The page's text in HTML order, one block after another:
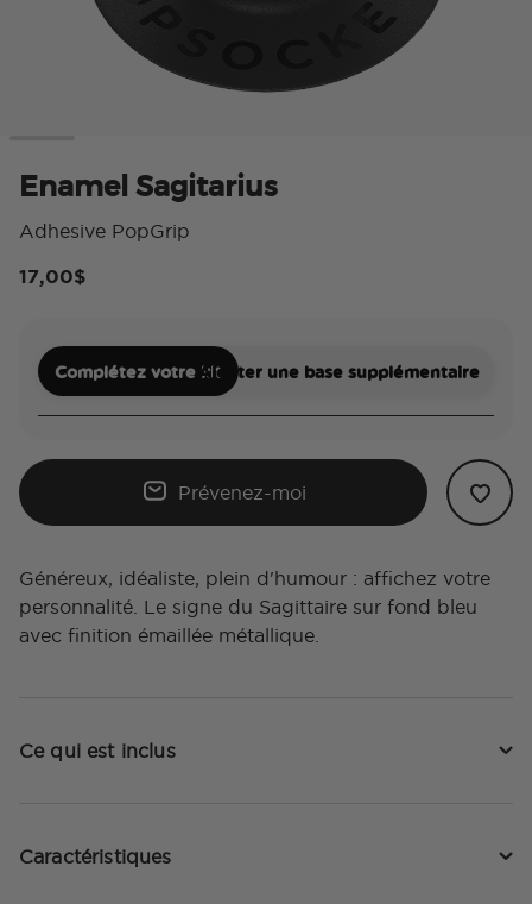
Enamel Sagitarius
Adhesive PopGrip
17,00$
Complétez votre kitAjouter une base supplémentaire
Prévenez-moi
Généreux, idéaliste, plein d'humour : affichez votre
personnalité. Le signe du Sagittaire sur fond bleu
avec finition émaillée métallique.
Ce qui est inclus
Caractéristiques